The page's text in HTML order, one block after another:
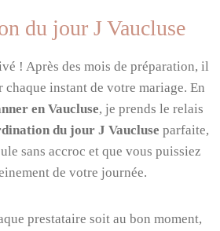
du jour J Vaucluse
! Après des mois de préparation, il
chaque instant de votre mariage. En
en Vaucluse, je prends le relais
du jour J Vaucluse parfaite,
sans accroc et que vous puissiez
de votre journée.
prestataire soit au bon moment,